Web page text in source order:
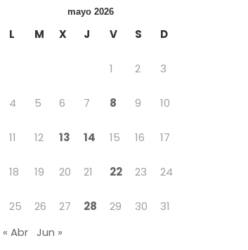
mayo 2026
L M X J V S D
1 2 3
4 5 6 7 8 9 10
11 12 13 14 15 16 17
18 19 20 21 22 23 24
25 26 27 28 29 30
31
« Abr Jun »